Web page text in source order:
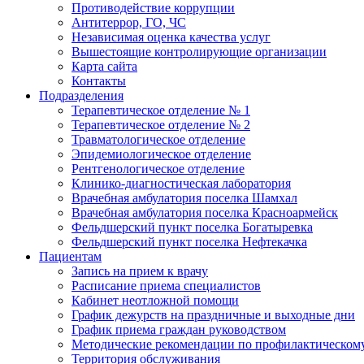
Противодействие коррупции
Антитеррор, ГО, ЧС
Независимая оценка качества услуг
Вышестоящие контролирующие организации
Карта сайта
Контакты
Подразделения
Терапевтическое отделение № 1
Терапевтическое отделение № 2
Травматологическое отделение
Эпидемиологическое отделение
Рентгенологическое отделение
Клинико-диагностическая лаборатория
Врачебная амбулатория поселка Шамхал
Врачебная амбулатория поселка Красноармейск
Фельдшерский пункт поселка Богатыревка
Фельдшерский пункт поселка Нефтекачка
Пациентам
Запись на прием к врачу
Расписание приема специалистов
Кабинет неотложной помощи
График дежурств на праздничные и выходные дни
График приема граждан руководством
Методические рекомендации по
Территория обслуживания